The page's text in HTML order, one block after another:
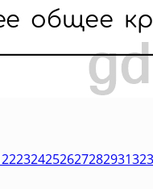
22232425262728293132